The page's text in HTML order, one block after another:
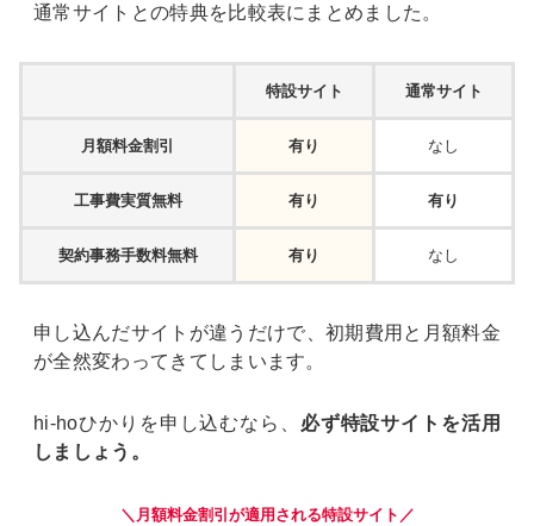
通常サイトとの特典を比較表にまとめました。
特設サイト 通常サイト
月額料金割引 有り なし
工事費実質無料 有り 有り
契約事務手数料無料 有り なし
申し込んだサイトが違うだけで、初期費用と月額料金
が全然変わってきてしまいます。
hi-hoひかりを申し込むなら、 必ず特設サイトを活用
しましょう。
＼月額料金割引が適用される特設サイト／